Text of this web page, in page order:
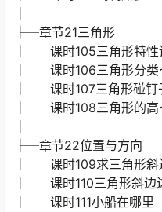
├─章节21三角形
│ 课时105三角形特性
│ 课时106三角形分类
│ 课时107三角形碰钉
│ 课时108三角形的高
├─章节22位置与方向
│ 课时109求三角形斜
│ 课时110三角形斜边
│ 课时111小船在哪里